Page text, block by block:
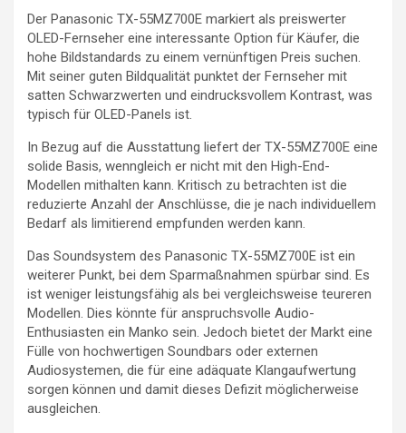
Der Panasonic TX-55MZ700E markiert als preiswerter
OLED-Fernseher eine interessante Option für Käufer, die
hohe Bildstandards zu einem vernünftigen Preis suchen.
Mit seiner guten Bildqualität punktet der Fernseher mit
satten Schwarzwerten und eindrucksvollem Kontrast, was
typisch für OLED-Panels ist.
In Bezug auf die Ausstattung liefert der TX-55MZ700E eine
solide Basis, wenngleich er nicht mit den High-End-
Modellen mithalten kann. Kritisch zu betrachten ist die
reduzierte Anzahl der Anschlüsse, die je nach individuellem
Bedarf als limitierend empfunden werden kann.
Das Soundsystem des Panasonic TX-55MZ700E ist ein
weiterer Punkt, bei dem Sparmaßnahmen spürbar sind. Es
ist weniger leistungsfähig als bei vergleichsweise teureren
Modellen. Dies könnte für anspruchsvolle Audio-
Enthusiasten ein Manko sein. Jedoch bietet der Markt eine
Fülle von hochwertigen Soundbars oder externen
Audiosystemen, die für eine adäquate Klangaufwertung
sorgen können und damit dieses Defizit möglicherweise
ausgleichen.